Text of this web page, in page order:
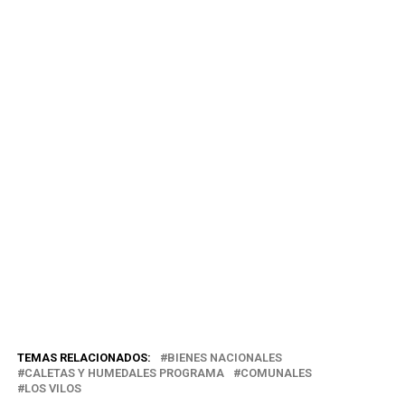
TEMAS RELACIONADOS:
BIENES NACIONALES
CALETAS Y HUMEDALES PROGRAMA
COMUNALES
LOS VILOS